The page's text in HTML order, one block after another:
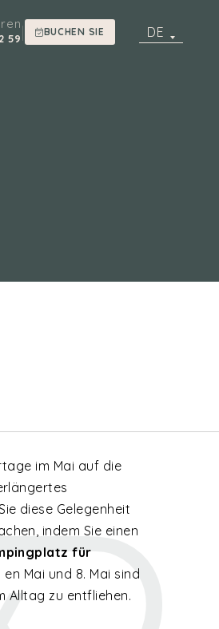
DE
59| BUCHEN SIE
im Mai auf die
diese Gelegenheit
indem Sie einen
für
en Mai und 8. Mai sind
Alltag zu entfliehen.